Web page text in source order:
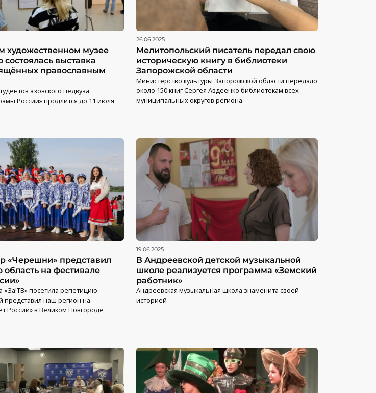
художественном музее
выставка
православным
азовского педвуза
России» продлится до 11 июля
26.06.2025
Мелитопольский писатель передал свою
историческую книгу в библиотеки
Запорожской области
Министерство культуры Запорожской области передало
около 150 книг Сергея Авдеенко библиотекам всех
муниципальных округов региона
«Черешни» представил
на фестивале
«За!ТВ» посетила репетицию
представил наш регион на
России» в Великом Новгороде
19.06.2025
В Андреевской детской музыкальной
школе реализуется программа «Земский
работник»
Андреевская музыкальная школа знаменита своей
историей